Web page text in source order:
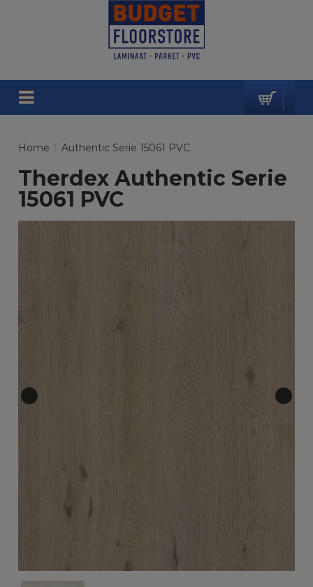
Home Authentic Serie 15061 PVC
Therdex Authentic Serie
15061 PVC